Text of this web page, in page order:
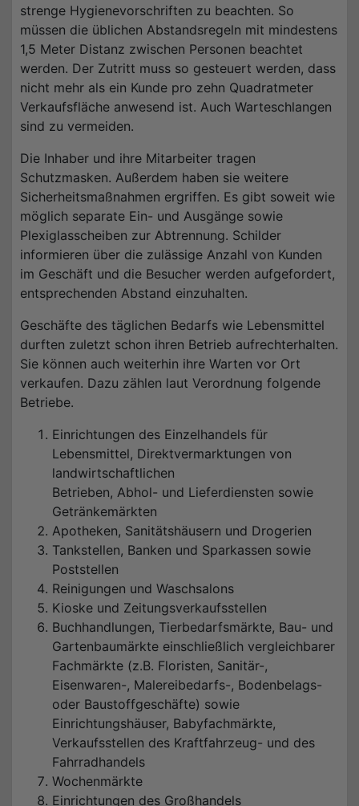
strenge Hygienevorschriften zu beachten. So
müssen die üblichen Abstandsregeln mit mindestens
1,5 Meter Distanz zwischen Personen beachtet
werden. Der Zutritt muss so gesteuert werden, dass
nicht mehr als ein Kunde pro zehn Quadratmeter
Verkaufsfläche anwesend ist. Auch Warteschlangen
sind zu vermeiden.
Die Inhaber und ihre Mitarbeiter tragen
Schutzmasken. Außerdem haben sie weitere
Sicherheitsmaßnahmen ergriffen. Es gibt soweit wie
möglich separate Ein- und Ausgänge sowie
Plexiglasscheiben zur Abtrennung. Schilder
informieren über die zulässige Anzahl von Kunden
im Geschäft und die Besucher werden aufgefordert,
entsprechenden Abstand einzuhalten.
Geschäfte des täglichen Bedarfs wie Lebensmittel
durften zuletzt schon ihren Betrieb aufrechterhalten.
Sie können auch weiterhin ihre Warten vor Ort
verkaufen. Dazu zählen laut Verordnung folgende
Betriebe.
Einrichtungen des Einzelhandels für
Lebensmittel, Direktvermarktungen von
landwirtschaftlichen
Betrieben, Abhol- und Lieferdiensten sowie
Getränkemärkten
Apotheken, Sanitätshäusern und Drogerien
Tankstellen, Banken und Sparkassen sowie
Poststellen
Reinigungen und Waschsalons
Kioske und Zeitungsverkaufsstellen
Buchhandlungen, Tierbedarfsmärkte, Bau- und
Gartenbaumärkte einschließlich vergleichbarer
Fachmärkte (z.B. Floristen, Sanitär-,
Eisenwaren-, Malereibedarfs-, Bodenbelags-
oder Baustoffgeschäfte) sowie
Einrichtungshäuser, Babyfachmärkte,
Verkaufsstellen des Kraftfahrzeug- und des
Fahrradhandels
Wochenmärkte
Einrichtungen des Großhandels